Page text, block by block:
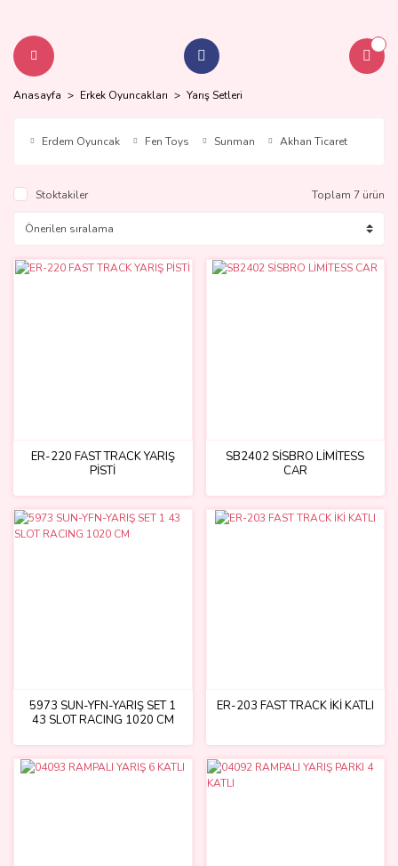
Anasayfa Erkek Oyuncakları Yarış Setleri
Erdem Oyuncak Fen Toys Sunman Akhan Ticaret
Stoktakiler Toplam 7 ürün
ER-220 FAST TRACK YARIŞ
PİSTİ
SB2402 SİSBRO LİMİTESS
CAR
5973 SUN-YFN-YARIŞ SET 1
43 SLOT RACING 1020 CM
ER-203 FAST TRACK İKİ KATLI